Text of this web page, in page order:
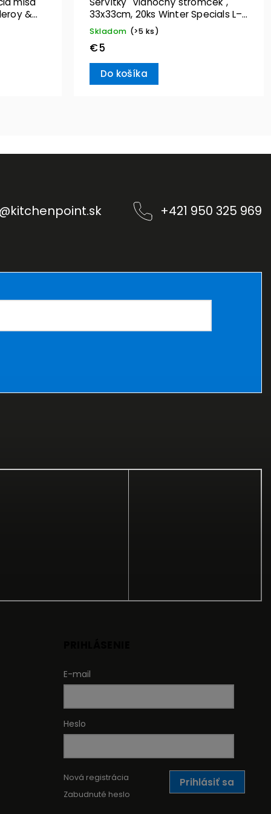
&
33x33cm, 20ks Winter Specials L–
Villeroy & Boch
Skladom (>5 ks)
€5
Do košíka
kitchenpoint.sk +421 950 325 969
E-mail
Heslo
Prihlásiť sa
Nová registrácia
Zabudnuté heslo